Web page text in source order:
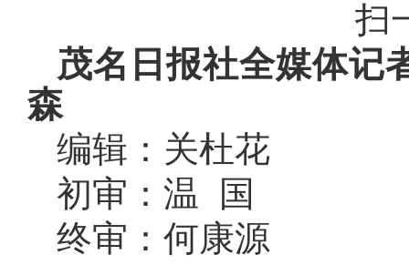
扫
茂名日报社全媒体记
森
编辑：关杜花
初审：温 国
终审：何康源